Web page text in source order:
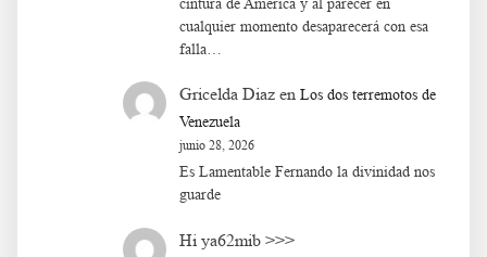
cintura de América y al parecer en
cualquier momento desaparecerá con esa
falla…
Gricelda Diaz en Los dos terremotos de
Venezuela
junio 28, 2026
Es Lamentable Fernando la divinidad nos
guarde
Hi ya62mib >>>